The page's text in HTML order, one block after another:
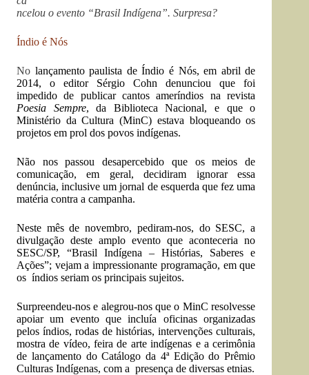
ncelou o evento “Brasil Indígena”. Surpresa?
Índio é Nós
No lançamento paulista de Índio é Nós, em abril de
2014, o editor Sérgio Cohn denunciou que foi
impedido de publicar cantos ameríndios na revista
Poesia Sempre, da Biblioteca Nacional, e que o
Ministério da Cultura (MinC) estava bloqueando os
projetos em prol dos povos indígenas.
Não nos passou desapercebido que os meios de
comunicação, em geral, decidiram ignorar essa
denúncia, inclusive um jornal de esquerda que fez uma
matéria contra a campanha.
Neste mês de novembro, pediram-nos, do SESC, a
divulgação deste amplo evento que aconteceria no
SESC/SP, “Brasil Indígena – Histórias, Saberes e
Ações”; vejam a impressionante programação, em que
os índios seriam os principais sujeitos.
Surpreendeu-nos e alegrou-nos que o MinC resolvesse
apoiar um evento que incluía oficinas organizadas
pelos índios, rodas de histórias, intervenções culturais,
mostra de vídeo, feira de arte indígenas e a cerimônia
de lançamento do Catálogo da 4ª Edição do Prêmio
Culturas Indígenas, com a presença de diversas etnias.